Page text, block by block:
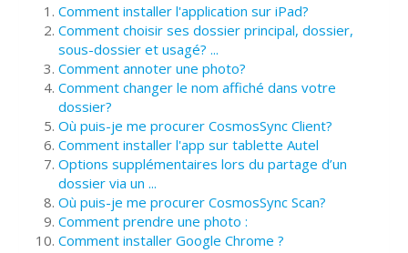
Comment installer l'application sur iPad?
Comment choisir ses dossier principal, dossier,
sous-dossier et usagé? ...
Comment annoter une photo?
Comment changer le nom affiché dans votre
dossier?
Où puis-je me procurer CosmosSync Client?
Comment installer l'app sur tablette Autel
Options supplémentaires lors du partage d’un
dossier via un ...
Où puis-je me procurer CosmosSync Scan?
Comment prendre une photo :
Comment installer Google Chrome ?